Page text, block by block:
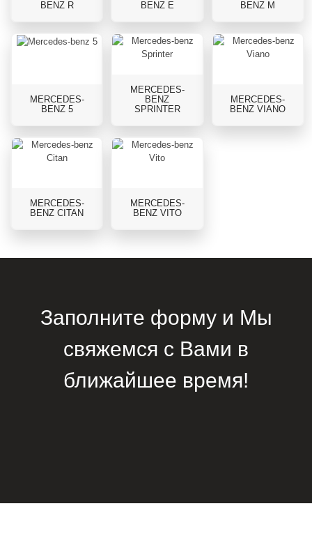
BENZ R
BENZ E
BENZ M
MERCEDES-
BENZ 5
MERCEDES-
BENZ
SPRINTER
MERCEDES-
BENZ VIANO
MERCEDES-
BENZ CITAN
MERCEDES-
BENZ VITO
Заполните форму и Мы
свяжемся с Вами в
ближайшее время!